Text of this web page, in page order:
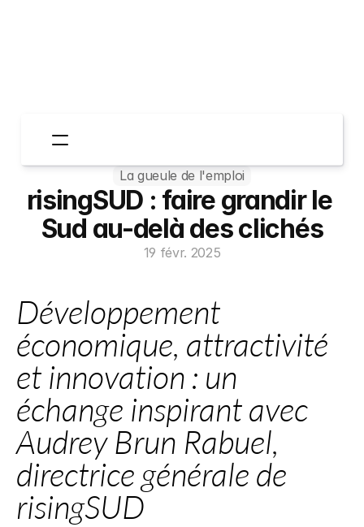
Espace Entreprises
Espace Candidats
Qui sommes-nous?
TheGoodStories
La gueule de l'emploi
risingSUD : faire grandir le
Sud au-delà des clichés
19 févr. 2025
Développement
économique, attractivité
et innovation : un
échange inspirant avec
Audrey Brun Rabuel,
directrice générale de
risingSUD